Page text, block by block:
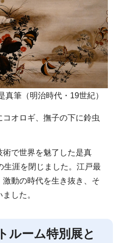
筆（明治時代・19世紀）
オロギ、撫子の下に鈴虫
で世界を魅了した是真
生涯を閉じました。江戸最
動の時代を生き抜き、そ
した。
ルーム特別展と